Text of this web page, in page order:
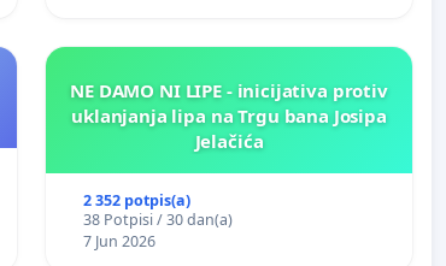
NE DAMO NI LIPE - inicijativa protiv
uklanjanja lipa na Trgu bana Josipa
Jelačića
2 352 potpis(a)
38 Potpisi / 30 dan(a)
7 Jun 2026